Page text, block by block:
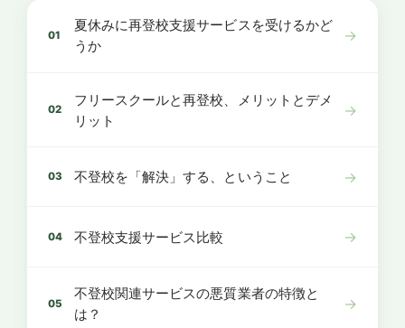
01
夏休みに再登校支援サービスを受けるかど
うか
→
02
フリースクールと再登校、メリットとデメ
リット
→
03 不登校を「解決」する、ということ →
04 不登校支援サービス比較 →
05
不登校関連サービスの悪質業者の特徴と
は？
→